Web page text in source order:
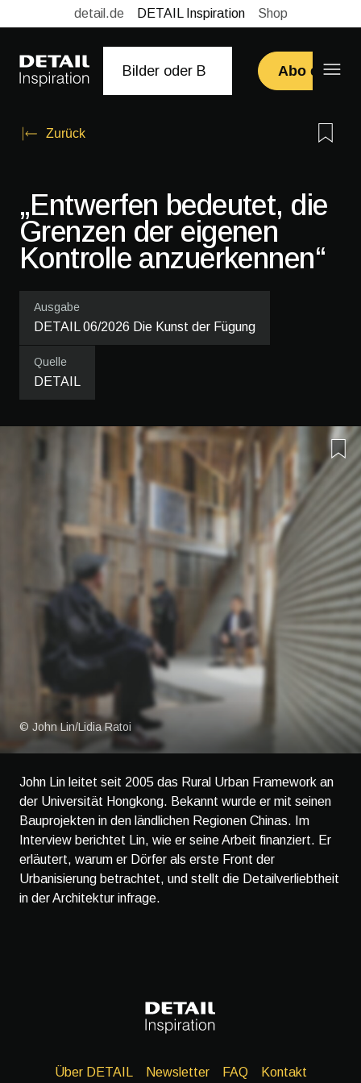
detail.de DETAIL Inspiration Shop
Abo
Zurück
„Entwerfen bedeutet, die
Grenzen der eigenen
Kontrolle anzuerkennen“
Ausgabe
DETAIL 06/2026 Die Kunst der Fügung
Quelle
DETAIL
© John Lin/Lidia Ratoi
John Lin leitet seit 2005 das Rural Urban Framework an
der Universität Hongkong. Bekannt wurde er mit seinen
Bauprojekten in den ländlichen Regionen Chinas. Im
Interview berichtet Lin, wie er seine Arbeit finanziert. Er
erläutert, warum er Dörfer als erste Front der
Urbanisierung betrachtet, und stellt die Detailverliebtheit
in der Architektur infrage.
Über DETAIL Newsletter FAQ Kontakt